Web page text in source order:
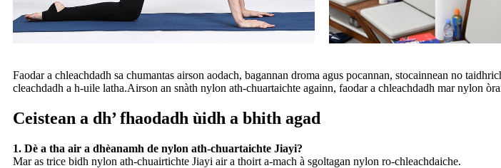
Faodar a chleachdadh sa chumantas airson aodach, bagannan droma agus pocannan, stocainnean no
cleachdadh a h-uile latha.Airson an snàth nylon ath-chuartaichte againn, faodar a chleachdadh mar nylon
Ceistean a dh’ fhaodadh ùidh a bhith agad
1. Dè a tha air a dhèanamh de nylon ath-chuartaichte Jiayi?
Mar as trice bidh nylon ath-chuairtichte Jiayi air a thoirt a-mach à sgoltagan nylon ro-chleachdaiche.